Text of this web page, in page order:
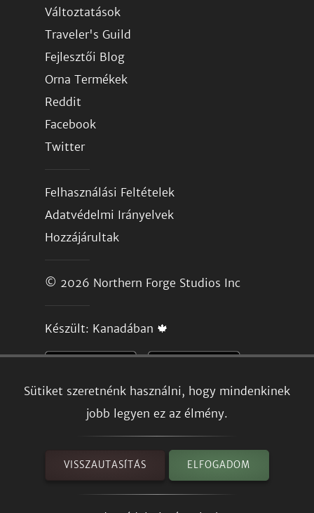
Sütiket szeretnénk használni, hogy mindenkinek
jobb legyen ez az élmény.
VISSZAUTASÍTÁS ELFOGADOM
Változtatások
Traveler's Guild
Fejlesztői Blog
Orna Termékek
Reddit
Facebook
Twitter
Felhasználási Feltételek
Adatvédelmi Irányelvek
Hozzájárultak
© 2026 Northern Forge Studios Inc
Készült: Kanadában 🍁